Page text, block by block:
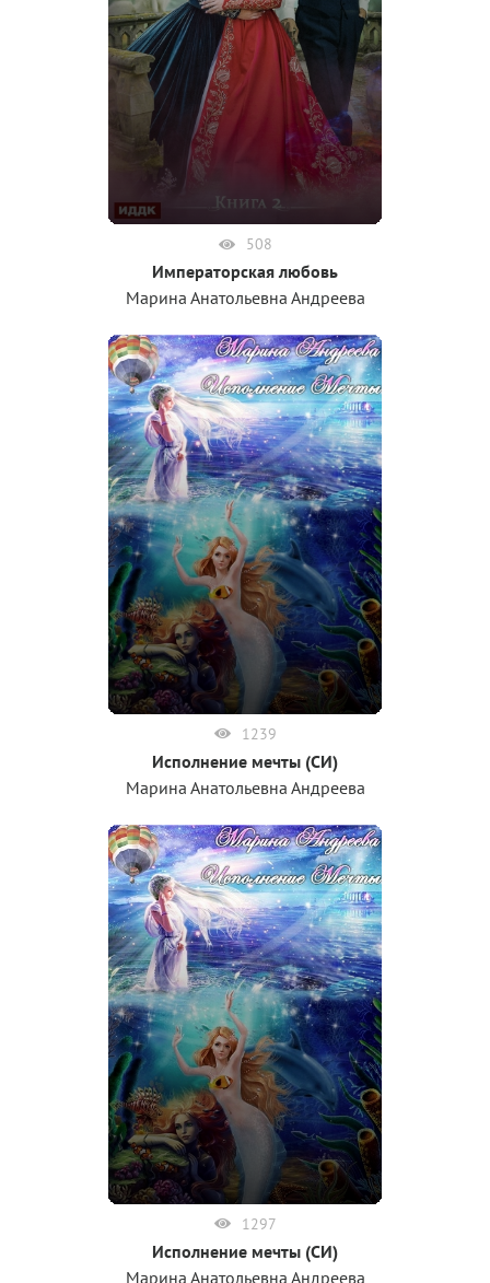
508
Императорская любовь
Марина Анатольевна Андреева
1239
Исполнение мечты (СИ)
Марина Анатольевна Андреева
1297
Исполнение мечты (СИ)
Марина Анатольевна Андреева